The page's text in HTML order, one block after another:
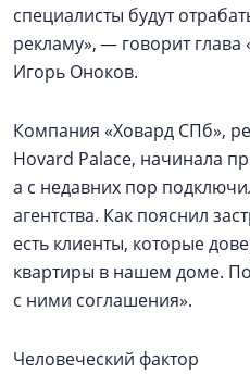
специалисты будут
рекламу», — говорит
Игорь Оноков.
Компания «Ховард СПб»,
Hovard Palace, начинала
а с недавних пор
агентства. Как пояснил
есть клиенты, которые
квартиры в нашем доме.
с ними соглашения».
Человеческий фактор